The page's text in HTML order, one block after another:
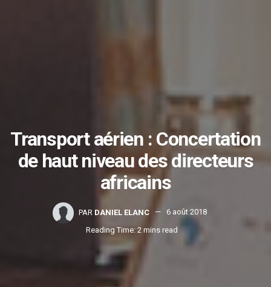
Transport aérien : Concertation
de haut niveau des directeurs
africains
PAR DANIEL ELANC
6 août 2018
Reading Time: 2 mins read